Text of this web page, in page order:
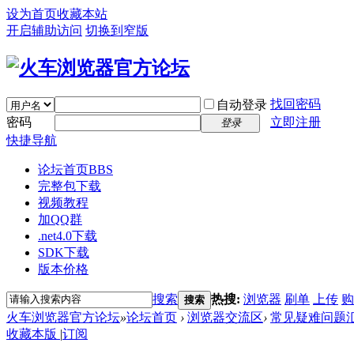
设为首页收藏本站
开启辅助访问 切换到窄版
自动登录 找回密码
密码
登录
立即注册
快捷导航
论坛首页BBS
完整包下载
视频教程
加QQ群
.net4.0下载
SDK下载
版本价格
搜索 搜索 热搜: 浏览器 刷单 上传
火车浏览器官方论坛»论坛首页 › 浏览器交流区› 常见疑难问题
收藏本版 |订阅